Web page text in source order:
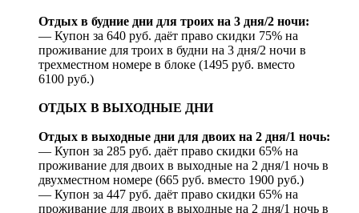
Отдых в будние дни для троих на 3 дня/2 ночи:
— Купон за 640 руб. даёт право скидки 75% на
проживание для троих в будни на 3 дня/2 ночи в
трехместном номере в блоке (1495 руб. вместо
6100 руб.)
ОТДЫХ В ВЫХОДНЫЕ ДНИ
Отдых в выходные дни для двоих на 2 дня/1 ночь:
— Купон за 285 руб. даёт право скидки 65% на
проживание для двоих в выходные на 2 дня/1 ночь в
двухместном номере (665 руб. вместо 1900 руб.)
— Купон за 447 руб. даёт право скидки 65% на
проживание для двоих в выходные на 2 дня/1 ночь в